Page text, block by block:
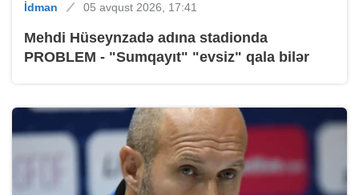
İdman 05 avqust 2026, 17:41
Mehdi Hüseynzadə adına stadionda
PROBLEM - "Sumqayıt" "evsiz" qala bilər